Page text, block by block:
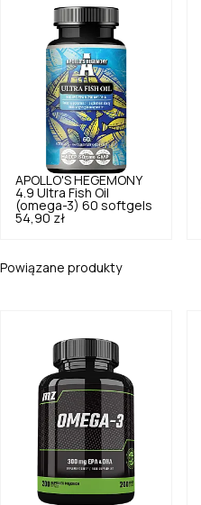
APOLLO'S HEGEMONY
4.9 Ultra Fish Oil
(omega-3) 60 softgels
54,90 zł
Powiązane produkty